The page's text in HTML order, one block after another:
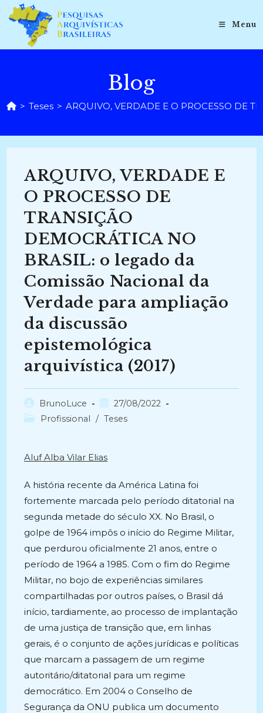
para
conteúdo
Menu
Blog
> Teses > ARQUIVO, VERDADE E O PROCESSO DE
ARQUIVO, VERDADE E
O PROCESSO DE
TRANSIÇÃO
DEMOCRÁTICA NO
BRASIL: o legado da
Comissão Nacional da
Verdade para ampliação
da discussão
epistemológica
arquivística (2017)
Autor
do
BrunoLuce
Post
publicado:
27/08/2022
Categoria
Profissional / Teses
Aluf Alba Vilar Elias
A história recente da América Latina foi
fortemente marcada pelo período ditatorial na
segunda metade do século XX. No Brasil, o
golpe de 1964 impôs o início do Regime Militar,
que perdurou oficialmente 21 anos, entre o
período de 1964 a 1985. Com o fim do Regime
Militar, no bojo de experiências similares
compartilhadas por outros países, o Brasil dá
início, tardiamente, ao processo de implantação
de uma justiça de transição que, em linhas
gerais, é o conjunto de ações jurídicas e políticas
que marcam a passagem de um regime
autoritário/ditatorial para um regime
democrático. Em 2004 o Conselho de
Segurança da ONU publica um documento